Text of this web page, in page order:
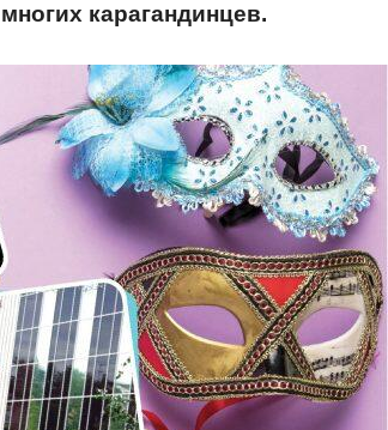
карагандинцев.